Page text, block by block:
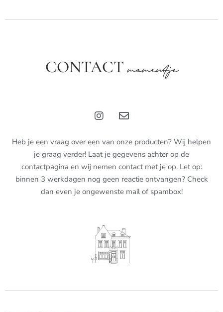
CONTACTmomentje
Heb je een vraag over een van onze producten? Wij helpen
je graag verder! Laat je gegevens achter op de
contactpagina en wij nemen contact met je op. Let op:
binnen 3 werkdagen nog geen reactie ontvangen? Check
dan even je ongewenste mail of spambox!